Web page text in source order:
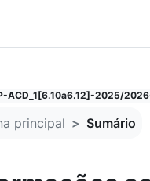
principal
ACD_1[6.10a6.12]-2025/
principal Sumário